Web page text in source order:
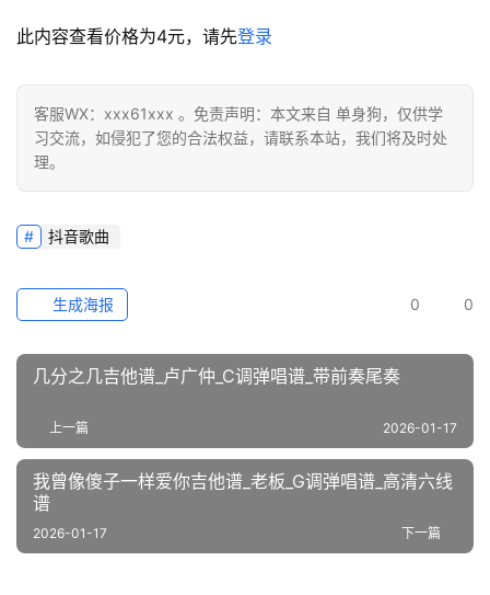
此内容查看价格为4元，请先登录
客服WX：xxx61xxx 。免责声明：本文来自 单身狗，仅供学
习交流，如侵犯了您的合法权益，请联系本站，我们将及时处
理。
抖音歌曲
0 0
生成海报
几分之几吉他谱_卢广仲_C调弹唱谱_带前奏尾奏
上一篇 2026-01-17
我曾像傻子一样爱你吉他谱_老板_G调弹唱谱_高清六线
谱
下一篇
2026-01-17